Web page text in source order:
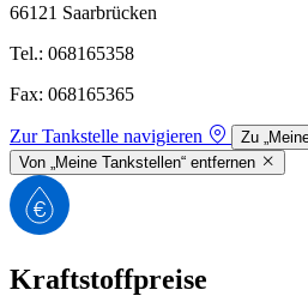
66121 Saarbrücken
Tel.: 068165358
Fax: 068165365
Zur Tankstelle navigieren
Zu
Von „Meine Tankstellen“ entfernen
Kraftstoffpreise